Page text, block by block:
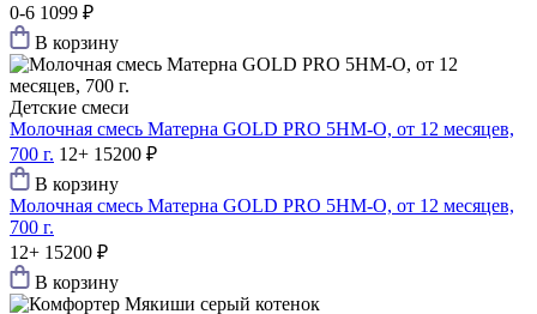
0-6 1099 ₽
В корзину
Детские смеси
Молочная смесь Матерна GOLD PRO 5HM-O, от 12 месяцев,
700 г. 12+ 15200 ₽
В корзину
Молочная смесь Матерна GOLD PRO 5HM-O, от 12 месяцев,
700 г.
12+ 15200 ₽
В корзину